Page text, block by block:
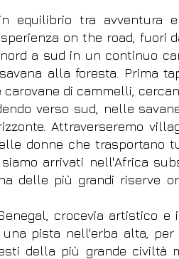
in equilibrio tra
on the road,
a sud in un continuo
alla foresta. Prima
di cammelli,
verso sud, nelle
Attraverseremo
donne che
arrivati nell'Africa
delle più grandi riserve
crocevia artistico
una pista nell'erba alta,
della più grande civiltà